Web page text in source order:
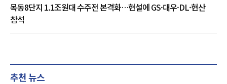
목동8단지 1.1조원대 수주전 본격화…현설에 GS·대우·DL·현산
참석
추천 뉴스